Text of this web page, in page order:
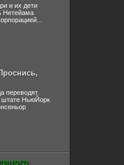
и их дети
Нетейама
переводят
штате НьюЙорк